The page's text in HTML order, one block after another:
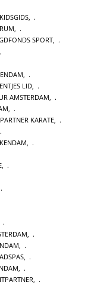
,
,
SPORT,
LID
AMSTERDAM
KARATE
,
,